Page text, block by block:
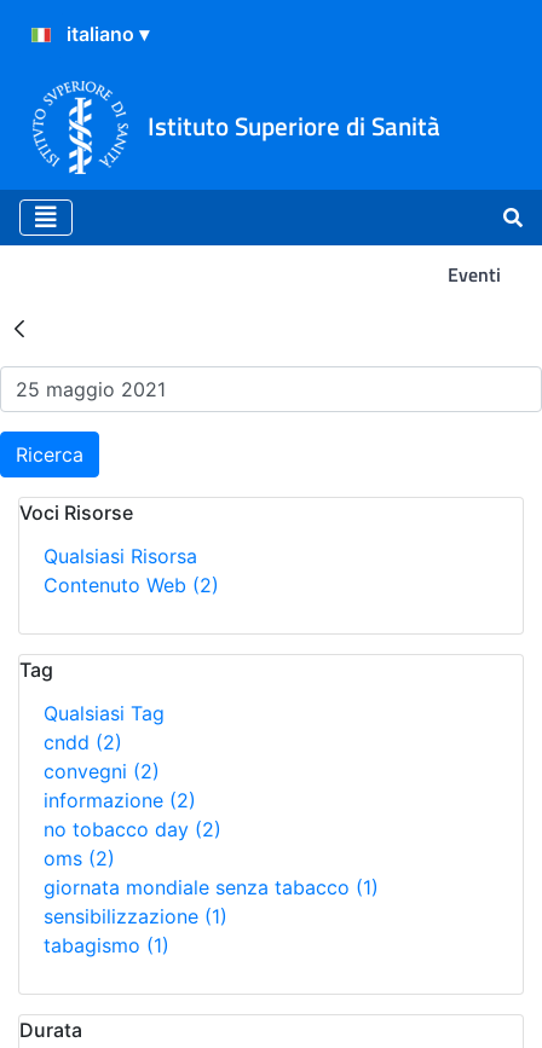
Istituto Superiore di Sanità
Eventi
Risultati della Ricerca -
Ricerca
Voci Risorse
Qualsiasi Risorsa
Contenuto Web (2)
Tag
Qualsiasi Tag
cndd (2)
convegni (2)
informazione (2)
no tobacco day (2)
oms (2)
giornata mondiale senza tabacco (1)
sensibilizzazione (1)
tabagismo (1)
Durata